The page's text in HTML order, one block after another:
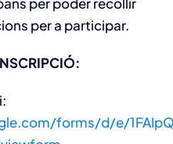
per a participar.
forms/d/e/